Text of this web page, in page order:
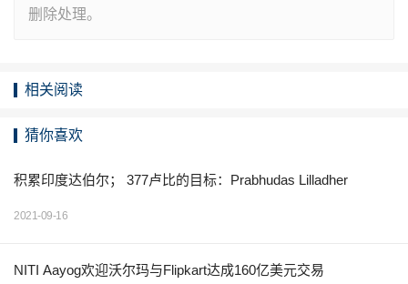
删除处理。
相关阅读
猜你喜欢
积累印度达伯尔； 377卢比的目标：Prabhudas Lilladher
2021-09-16
NITI Aayog欢迎沃尔玛与Flipkart达成160亿美元交易